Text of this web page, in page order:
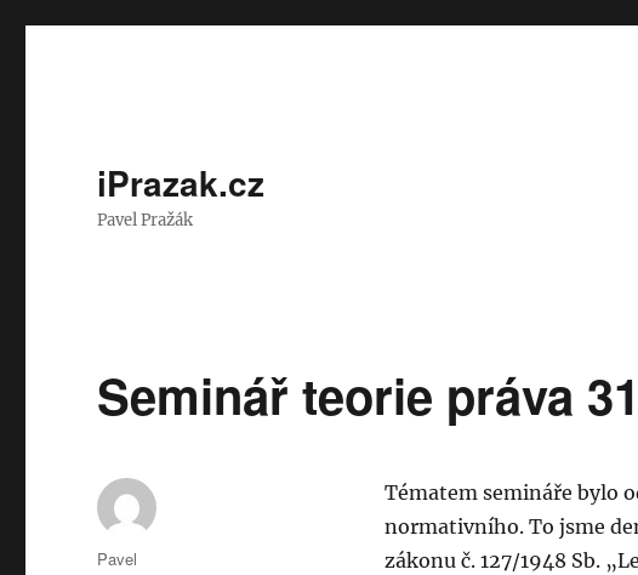
iPrazak.cz
Pavel Pražák
Seminář teorie práva
Tématem semináře bylo
normativního. To jsme
zákonu č. 127/1948 Sb.
Autor:
Pavel